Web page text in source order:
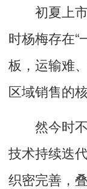
初夏上市
时杨梅存在“
板，运输难
区域销售的
然今时不
技术持续迭
织密完善，